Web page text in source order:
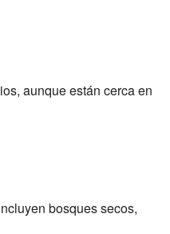
aunque están cerca en
bosques secos,